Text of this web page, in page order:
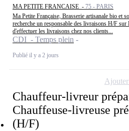
MA PETITE FRANCAISE - 75 - PARIS
Ma Petite Française, Brasserie artisanale bio et
recherche un responsable des livraisons H/F
d'effectuer les livraisons chez nos clients...
CDI - Temps plein
Publié il y a 2 jours
Chauffeur-livreur
Chauffeuse-livreuse
(H/F)